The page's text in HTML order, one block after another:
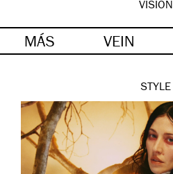
VISION
MÁS VEIN
STYLE